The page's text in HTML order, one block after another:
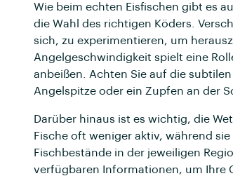
Wie beim echten Eisfischen gibt es
die Wahl des richtigen Köders.
sich, zu experimentieren, um
Angelgeschwindigkeit spielt eine
anbeißen. Achten Sie auf die
Angelspitze oder ein Zupfen an der
Darüber hinaus ist es wichtig, die
Fische oft weniger aktiv, während
Fischbestände in der jeweiligen
verfügbaren Informationen, um Ihre